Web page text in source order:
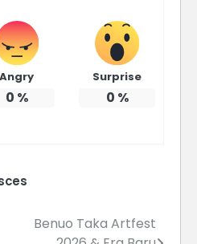
Angry
0 %
Surprise
0 %
Benuo Taka Artfest